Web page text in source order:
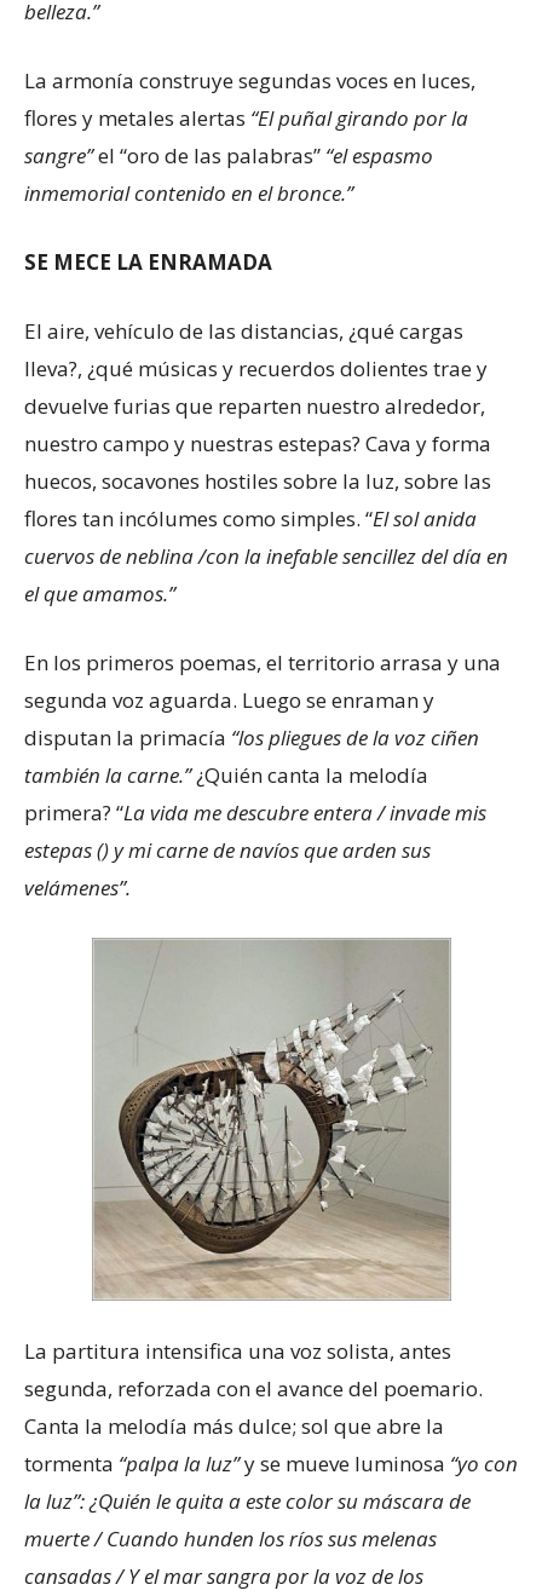
belleza.”
La armonía construye segundas voces en luces,
flores y metales alertas “El puñal girando por la
sangre”el “oro de las palabras” “el espasmo
inmemorial contenido en el bronce.”
SE MECE LA ENRAMADA
El aire, vehículo de las distancias, ¿qué cargas
lleva?, ¿qué músicas y recuerdos dolientes trae y
devuelve furias que reparten nuestro alrededor,
nuestro campo y nuestras estepas? Cava y forma
huecos, socavones hostiles sobre la luz, sobre las
flores tan incólumes como simples. “El sol anida
cuervos de neblina /con la inefable sencillez del día en
el que amamos.”
En los primeros poemas, el territorio arrasa y una
segunda voz aguarda. Luego se enraman y
disputan la primacía “los pliegues de la voz ciñen
también la carne.”¿Quién canta la melodía
primera? “La vida me descubre entera / invade mis
estepas () y mi carne de navíos que arden sus
velámenes”.
La partitura intensifica una voz solista, antes
segunda, reforzada con el avance del poemario.
Canta la melodía más dulce; sol que abre la
tormenta “palpa la luz”y se mueve luminosa “yo con
la luz”: ¿Quién le quita a este color su máscara de
muerte / Cuando hunden los ríos sus melenas
cansadas / Y el mar sangra por la voz de los